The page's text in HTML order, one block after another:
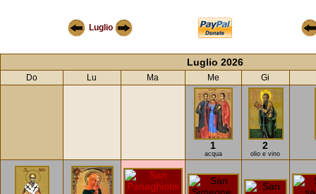
Luglio
Luglio 2026
Do Lu Ma Me Gi
1
acqua
2
olio e vino